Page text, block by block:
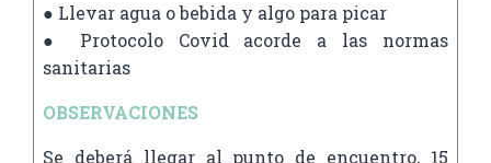
● Llevar agua o bebida y algo para picar
● Protocolo Covid acorde a las normas
sanitarias
OBSERVACIONES
Se deberá llegar al punto de encuentro, 15